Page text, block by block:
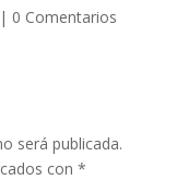
0 Comentarios
será publicada.
con *